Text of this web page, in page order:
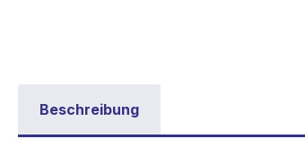
Beschreibung